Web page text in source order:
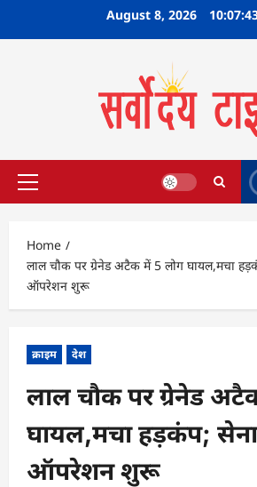
August 8, 2026
Primary
Home
लाल चौक पर ग्रेनेड अटैक में 5 लोग घायल,मचा
ऑपरेशन शुरू
क्राइम देश
लाल चौक पर ग्रेनेड
घायल,मचा हड़कंप; सेना
ऑपरेशन शुरू